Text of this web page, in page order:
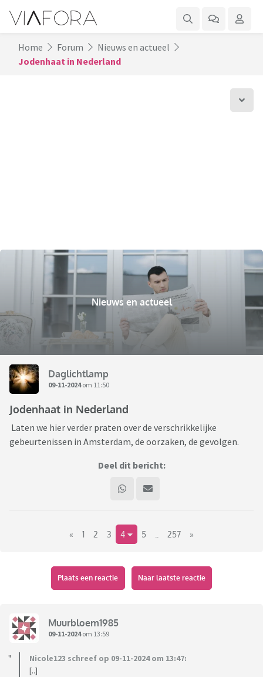
Home Forum
Nieuws en actueel
Jodenhaat in Nederland
Nieuws en actueel
Daglichtlamp
09-11-2024om 11:50
Jodenhaat in Nederland
Laten we hier verder praten over de verschrikkelijke
gebeurtenissen in Amsterdam, de oorzaken, de gevolgen.
Deel dit bericht:
« 1 2 3 4 5 257 »
Plaats een reactie Naar laatste reactie
Muurbloem1985
09-11-2024om 13:59
Nicole123 schreef op 09-11-2024 om 13:47:
[..]